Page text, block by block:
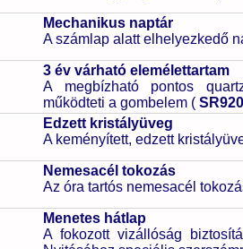
Mechanikus naptár
A számlap alatt elhelyezkedő
3 év várható elemélettartam
A megbízható pontos
működteti a gombelem (
Edzett kristályüveg
A keményített, edzett
Nemesacél tokozás
Az óra tartós nemesacél
Menetes hátlap
A fokozott vizállóság